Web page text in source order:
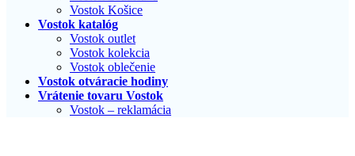
Vostok Košice
Vostok katalóg
Vostok outlet
Vostok kolekcia
Vostok oblečenie
Vostok otváracie hodiny
Vrátenie tovaru Vostok
Vostok – reklamácia